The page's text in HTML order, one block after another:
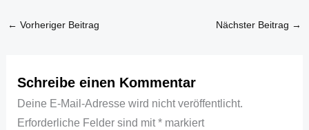
← Vorheriger Beitrag Nächster Beitrag →
Schreibe einen Kommentar
Deine E-Mail-Adresse wird nicht veröffentlicht.
Erforderliche Felder sind mit*markiert